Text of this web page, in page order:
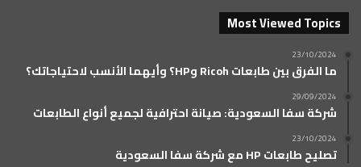
Most Viewed Topics
23/10/2024
ما الفرق بين طابعات Ricoh وHP؟ وأيهما الأنسب لاحتياجاتك؟
29/09/2024
شركة سفا السعودية: صيانة احترافية لجميع أنواع الطابعات
23/10/2024
تصليح طابعات HP مع شركة سفا السعودية